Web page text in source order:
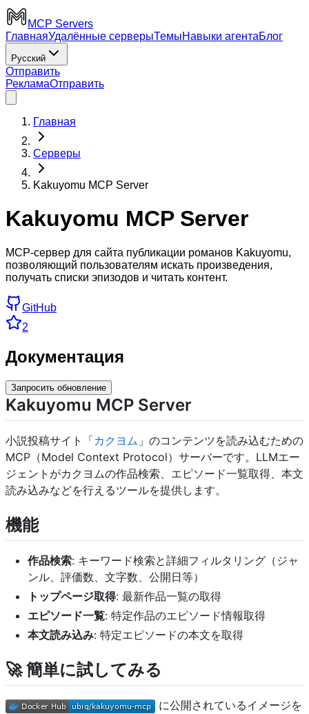
MCP Servers
ГлавнаяУдалённые серверыТемыНавыки агентаБлог
Русский
Отправить
РекламаОтправить
Главная
Серверы
Kakuyomu MCP Server
Kakuyomu MCP Server
MCP-сервер для сайта публикации романов Kakuyomu,
позволяющий пользователям искать произведения,
получать списки эпизодов и читать контент.
GitHub
2
Документация
Запросить обновление
Kakuyomu MCP Server
小説投稿サイト「カクヨム 」のコンテンツを読み込むための
MCP（Model Context Protocol）サーバーです。LLMエー
ジェントがカクヨムの作品検索、エピソード一覧取得、本文
読み込みなどを行えるツールを提供します。
機能
作品検索: キーワード検索と詳細フィルタリング（ジャ
ンル、評価数、文字数、公開日等）
トップページ取得: 最新作品一覧の取得
エピソード一覧: 特定作品のエピソード情報取得
本文読み込み: 特定エピソードの本文を取得
🚀 簡単に試してみる
に公開されているイメージを